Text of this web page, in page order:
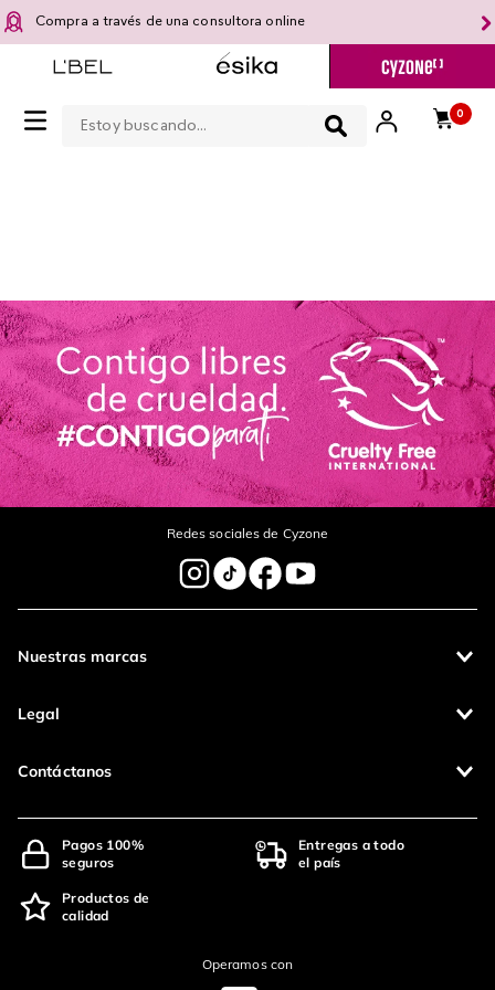
Compra a través de una consultora online
0
Redes sociales de Cyzone
Nuestras marcas
Legal
Contáctanos
Pagos 100%
seguros
Entregas a todo
el país
Productos de
calidad
Operamos con